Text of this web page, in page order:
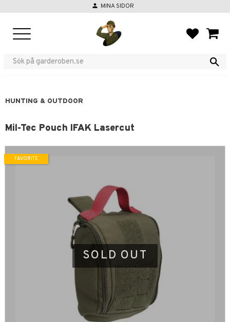
person MINA SIDOR
HUNTING & OUTDOOR
Mil-Tec Pouch IFAK Lasercut
SOLD OUT
FAVORITE